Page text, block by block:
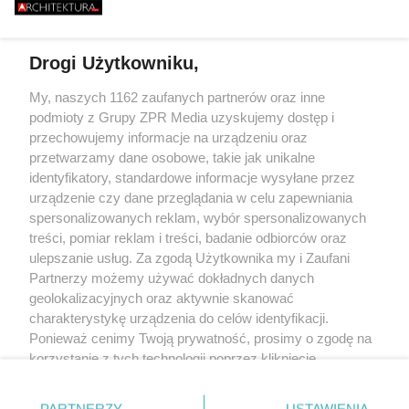
BURZY?
Żaden utwór zamieszczony w serwisie nie może być powielany i
rozpowszechniany lub dalej rozpowszechniany w jakikolwiek sposób (w
tym także elektroniczny lub mechaniczny) na jakimkolwiek polu
eksploatacji w jakiejkolwiek formie, włącznie z umieszczaniem w
Internecie bez pisemnej zgody właściciela praw. Jakiekolwiek użycie lub
wykorzystanie utworów w całości lub w części z naruszeniem prawa, tzn.
bez właściwej zgody, jest zabronione pod groźbą kary i może być ścigane
prawnie.
O nas
Informacje prawne
Nasze serwisy
Drogi Użytkowniku,
My, naszych 1162 zaufanych partnerów oraz inne
podmioty z Grupy ZPR Media uzyskujemy dostęp i
przechowujemy informacje na urządzeniu oraz
przetwarzamy dane osobowe, takie jak unikalne
identyfikatory, standardowe informacje wysyłane przez
urządzenie czy dane przeglądania w celu zapewniania
spersonalizowanych reklam, wybór spersonalizowanych
treści, pomiar reklam i treści, badanie odbiorców oraz
ulepszanie usług. Za zgodą Użytkownika my i Zaufani
Partnerzy możemy używać dokładnych danych
geolokalizacyjnych oraz aktywnie skanować
charakterystykę urządzenia do celów identyfikacji.
Ponieważ cenimy Twoją prywatność, prosimy o zgodę na
korzystanie z tych technologii poprzez kliknięcie
zmienić/wycofać klikając przycisk ustawień prywatności